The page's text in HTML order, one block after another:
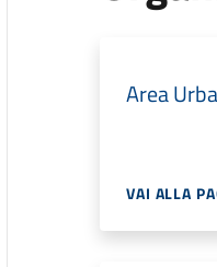
Area
VAI ALLA